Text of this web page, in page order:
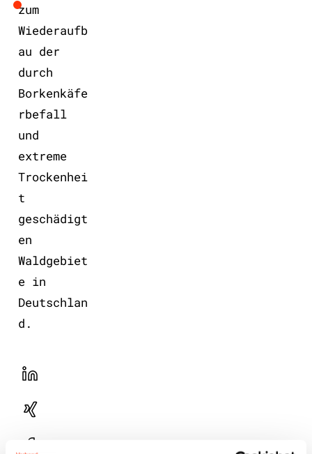
zum
Wiederaufb
au der
durch
Borkenkäfe
rbefall
und
extreme
Trockenhei
t
geschädigt
en
Waldgebiet
e in
Deutschlan
d.
LinekdIn
Xing
Facebook